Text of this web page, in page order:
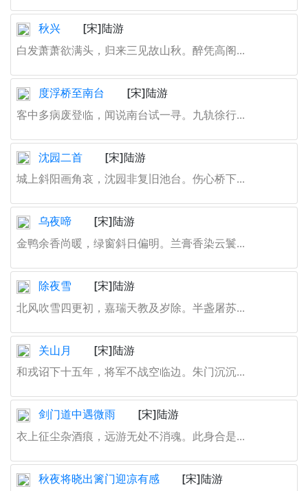
秋兴
[宋]陆游
白发萧萧欲满头，归来三见故山秋。醉凭高阁...
度浮桥至南台
[宋]陆游
客中多病废登临，闻说南台试一寻。九轨徐行...
沈园二首
[宋]陆游
城上斜阳画角哀，沈园非复旧池台。伤心桥下...
乌夜啼
[宋]陆游
金鸭余香尚暖，绿窗斜日偏明。兰膏香染云鬟...
除夜雪
[宋]陆游
北风吹雪四更初，嘉瑞天教及岁除。半盏屠苏...
关山月
[宋]陆游
和戎诏下十五年，将军不战空临边。朱门沉沉...
剑门道中遇微雨
[宋]陆游
衣上征尘杂酒痕，远游无处不消魂。此身合是...
秋夜将晓出篱门迎凉有感 [宋]陆游